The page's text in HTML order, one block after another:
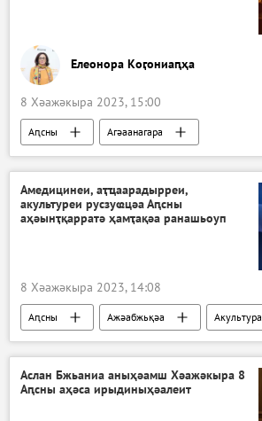
Елеонора Коӷониаԥҳа
8 Хәажәкыра 2023, 15:00
Аԥсны Агәаанагара
Амедицинеи, аҭҵаарадырреи,
акультуреи русзуҩцәа Аԥсны
аҳәынҭқарратә ҳамҭақәа ранашьоуп
8 Хәажәкыра 2023, 14:08
Аԥсны Ажәабжьқәа
Акультура
агәабзиара
Аслан Бжьаниа аныҳәамш Хәажәкыра 8
Аԥсны аҳәса ирыдиныҳәалеит